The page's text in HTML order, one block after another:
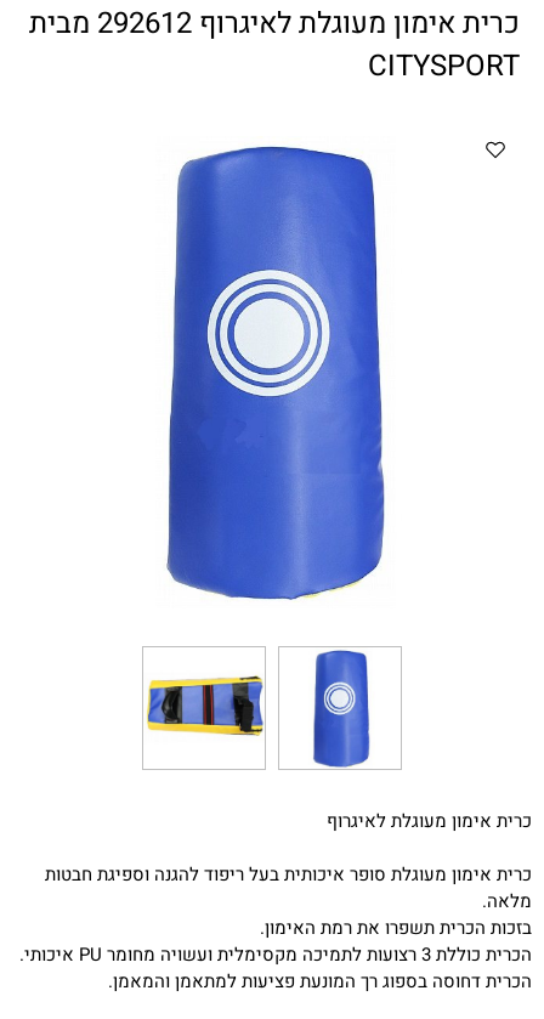
ווטצאפ(הודעות בלבד ):
052-8059900
מענה טלפוני:
בין השעות 9:00-17:00
לחיצת כפתור"צור קשר"באתר
citysport1@013.net
citysport2@013.net
כרית אימון מעוגלת לאיגרוף 292612 מבית
CITYSPORT
כרית אימון מעוגלת לאיגרוף
כרית אימון מעוגלת סופר איכותית בעל ריפוד להגנה וספיגת חבטות
מלאה.
בזכות הכרית תשפרו את רמת האימון.
הכרית כוללת 3 רצועות לתמיכה מקסימלית ועשויה מחומר PU איכותי.
הכרית דחוסה בספוג רך המונעת פציעות למתאמן והמאמן.